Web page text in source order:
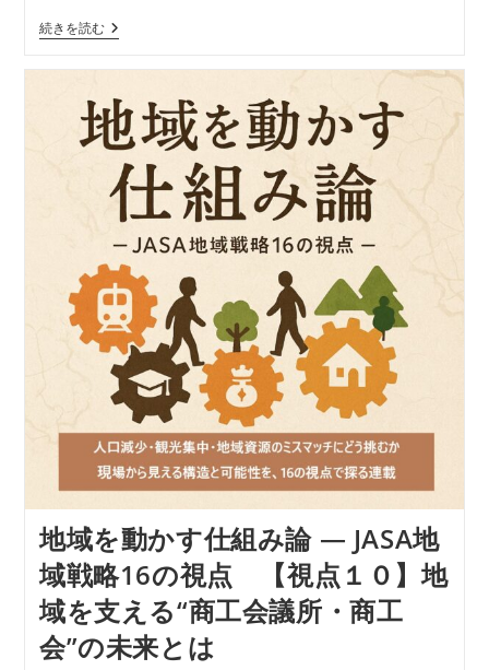
ー:
続きを読む地
域
か
す
仕
組
論
―
JASA
戦
略
16
の
視
点
【視
点
１】
「観
光
人
は
な
く“設
計
ミ
ス”で
は
な
地域を動かす仕組み論 ― JASA地
域戦略16の視点 【視点１０】地
域を支える“商工会議所・商工
会”の未来とは